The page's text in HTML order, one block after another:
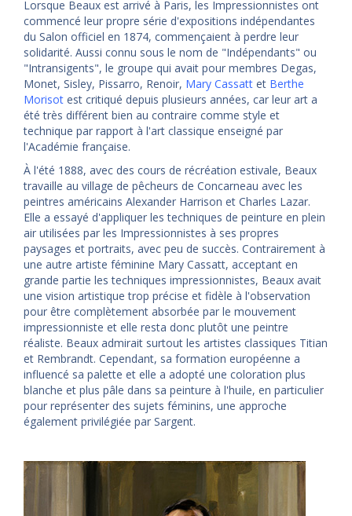
Lorsque Beaux est arrivé à Paris, les Impressionnistes ont
commencé leur propre série d'expositions indépendantes
du Salon officiel en 1874, commençaient à perdre leur
solidarité. Aussi connu sous le nom de "Indépendants" ou
"Intransigents", le groupe qui avait pour membres Degas,
Monet, Sisley, Pissarro, Renoir, Mary Cassatt et Berthe
Morisot est critiqué depuis plusieurs années, car leur art a
été très différent bien au contraire comme style et
technique par rapport à l'art classique enseigné par
l'Académie française.
À l'été 1888, avec des cours de récréation estivale, Beaux
travaille au village de pêcheurs de Concarneau avec les
peintres américains Alexander Harrison et Charles Lazar.
Elle a essayé d'appliquer les techniques de peinture en plein
air utilisées par les Impressionnistes à ses propres
paysages et portraits, avec peu de succès. Contrairement à
une autre artiste féminine Mary Cassatt, acceptant en
grande partie les techniques impressionnistes, Beaux avait
une vision artistique trop précise et fidèle à l'observation
pour être complètement absorbée par le mouvement
impressionniste et elle resta donc plutôt une peintre
réaliste. Beaux admirait surtout les artistes classiques Titian
et Rembrandt. Cependant, sa formation européenne a
influencé sa palette et elle a adopté une coloration plus
blanche et plus pâle dans sa peinture à l'huile, en particulier
pour représenter des sujets féminins, une approche
également privilégiée par Sargent.